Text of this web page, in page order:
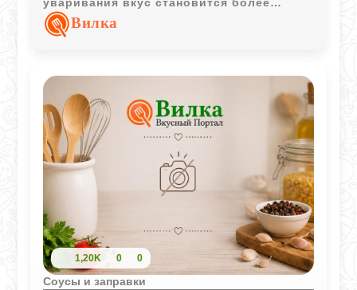
ярким, а лёгкая сладость хорошо
балансирует кислоту томатов.
Вилка
1,20K 0 0
Соусы и заправки